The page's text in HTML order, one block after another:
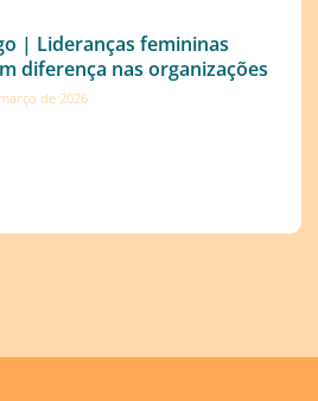
| Lideranças femininas
diferença nas organizações
de 2026